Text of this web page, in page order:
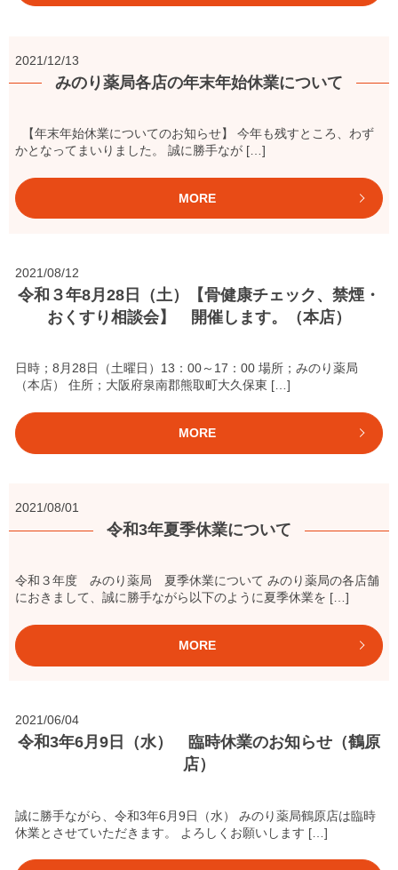
2021/12/13
みのり薬局各店の年末年始休業について
【年末年始休業についてのお知らせ】 今年も残すところ、わず
かとなってまいりました。 誠に勝手なが […]
MORE
2021/08/12
令和３年8月28日（土）【骨健康チェック、禁煙・
おくすり相談会】 開催します。（本店）
日時；8月28日（土曜日）13：00～17：00 場所；みのり薬局
（本店） 住所；大阪府泉南郡熊取町大久保東 […]
MORE
2021/08/01
令和3年夏季休業について
令和３年度 みのり薬局 夏季休業について みのり薬局の各店舗
におきまして、誠に勝手ながら以下のように夏季休業を […]
MORE
2021/06/04
令和3年6月9日（水） 臨時休業のお知らせ（鶴原
店）
誠に勝手ながら、令和3年6月9日（水） みのり薬局鶴原店は臨時
休業とさせていただきます。 よろしくお願いします […]